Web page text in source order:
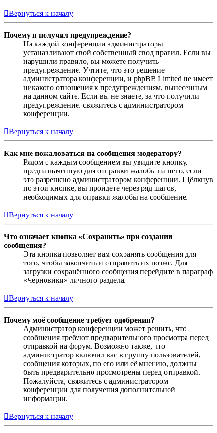
Вернуться к началу
Почему я получил предупреждение?
На каждой конференции администраторы
устанавливают свой собственный свод правил. Если вы
нарушили правило, вы можете получить
предупреждение. Учтите, что это решение
администратора конференции, и phpBB Limited не имеет
никакого отношения к предупреждениям, вынесенным
на данном сайте. Если вы не знаете, за что получили
предупреждение, свяжитесь с администратором
конференции.
Вернуться к началу
Как мне пожаловаться на сообщения модератору?
Рядом с каждым сообщением вы увидите кнопку,
предназначенную для отправки жалобы на него, если
это разрешено администратором конференции. Щёлкнув
по этой кнопке, вы пройдёте через ряд шагов,
необходимых для оправки жалобы на сообщение.
Вернуться к началу
Что означает кнопка «Сохранить» при создании
сообщения?
Эта кнопка позволяет вам сохранять сообщения для
того, чтобы закончить и отправить их позже. Для
загрузки сохранённого сообщения перейдите в параграф
«Черновики» личного раздела.
Вернуться к началу
Почему моё сообщение требует одобрения?
Администратор конференции может решить, что
сообщения требуют предварительного просмотра перед
отправкой на форум. Возможно также, что
администратор включил вас в группу пользователей,
сообщения которых, по его или её мнению, должны
быть предварительно просмотрены перед отправкой.
Пожалуйста, свяжитесь с администратором
конференции для получения дополнительной
информации.
Вернуться к началу